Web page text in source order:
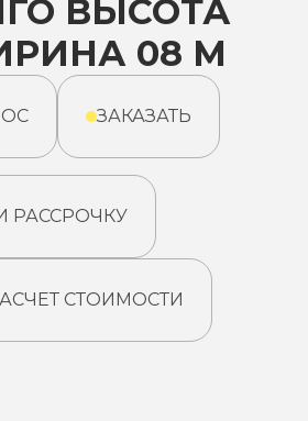
ВЫСОТА
08 М
ЗАКАЗАТЬ
РАССРОЧКУ
СТОИМОСТИ